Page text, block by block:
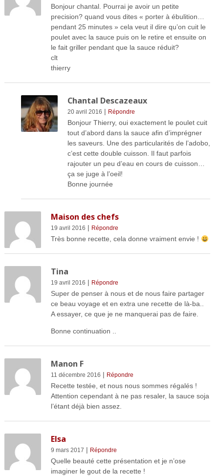
Bonjour chantal. Pourrai je avoir un petite
precision? quand vous dites « porter à ébulition…
pendant 25 minutes » cela veut il dire qu’on cuit le
poulet avec la sauce puis on le retire et ensuite on
le fait griller pendant que la sauce réduit?
clt
thierry
Chantal Descazeaux
20 avril 2016 | Répondre
Bonjour Thierry, oui exactement le poulet cuit
tout d’abord dans la sauce afin d’imprégner
les saveurs. Une des particularités de l’adobo,
c’est cette double cuisson. Il faut parfois
rajouter un peu d’eau en cours de cuisson…
ça se juge à l’oeil!
Bonne journée
Maison des chefs
19 avril 2016 | Répondre
Très bonne recette, cela donne vraiment envie !
Tina
19 avril 2016 | Répondre
Super de penser à nous et de nous faire partager
ce beau voyage et en extra une recette de là-ba..
A essayer, ce que je ne manquerai pas de faire.
Bonne continuation ..
Manon F
11 décembre 2016 | Répondre
Recette testée, et nous nous sommes régalés !
Attention cependant à ne pas resaler, la sauce soja
l’étant déjà bien assez.
Elsa
9 mars 2017 | Répondre
Quelle beauté cette présentation et je n’ose
imaginer le gout de la recette !